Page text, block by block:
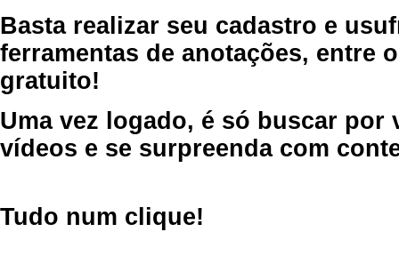
Basta realizar seu cadastro e
ferramentas de anotações, entre
gratuito!
Uma vez logado, é só buscar por
vídeos e se surpreenda com
Tudo num clique!